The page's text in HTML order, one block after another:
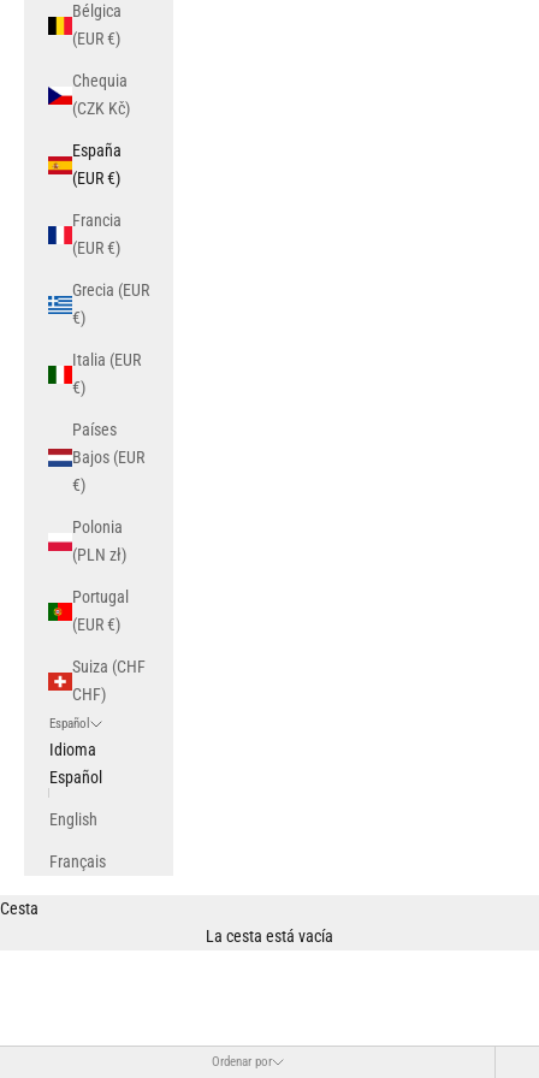
Bélgica
(EUR €)
Chequia
(CZK Kč)
España
(EUR €)
Francia
(EUR €)
Grecia (EUR
€)
Italia (EUR
€)
Países
Bajos (EUR
€)
Polonia
(PLN zł)
Portugal
(EUR €)
Suiza (CHF
CHF)
Español
Idioma
Español
English
Français
Cesta
La cesta está vacía
Ordenar por